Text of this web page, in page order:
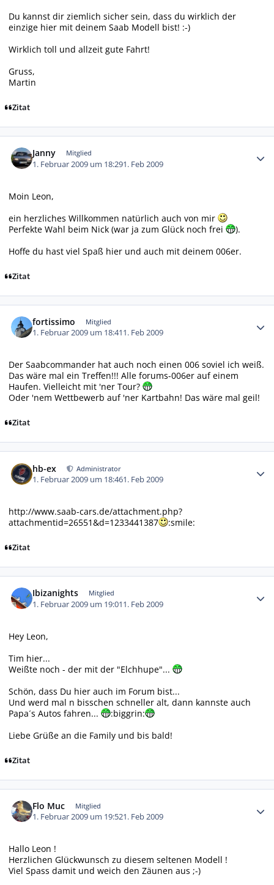
Du kannst dir ziemlich sicher sein, dass du wirklich der
einzige hier mit deinem Saab Modell bist! :-)
Wirklich toll und allzeit gute Fahrt!
Gruss,
Martin
Zitat
Janny Mitglied
1. Februar 2009 um 18:291. Feb 2009
Moin Leon,
ein herzliches Willkommen natürlich auch von mir
Perfekte Wahl beim Nick (war ja zum Glück noch frei
).
Hoffe du hast viel Spaß hier und auch mit deinem 006er.
Zitat
fortissimo Mitglied
1. Februar 2009 um 18:411. Feb 2009
Der Saabcommander hat auch noch einen 006 soviel ich weiß.
Das wäre mal ein Treffen!!! Alle forums-006er auf einem
Haufen. Vielleicht mit 'ner Tour?
Oder 'nem Wettbewerb auf 'ner Kartbahn! Das wäre mal geil!
Zitat
hb-ex Administrator
1. Februar 2009 um 18:461. Feb 2009
http://www.saab-cars.de/attachment.php?
attachmentid=26551&d=1233441387
:smile:
Zitat
Ibizanights Mitglied
1. Februar 2009 um 19:011. Feb 2009
Hey Leon,
Tim hier...
Weißte noch - der mit der "Elchhupe"...
Schön, dass Du hier auch im Forum bist...
Und werd mal n bisschen schneller alt, dann kannste auch
Papa´s Autos fahren...
:biggrin:
Liebe Grüße an die Family und bis bald!
Zitat
Flo Muc Mitglied
1. Februar 2009 um 19:521. Feb 2009
Hallo Leon !
Herzlichen Glückwunsch zu diesem seltenen Modell !
Viel Spass damit und weich den Zäunen aus ;-)